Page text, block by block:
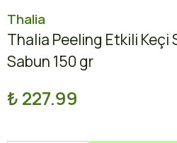
Thalia
Thalia Peeling Etkili Keçi
Sabun 150 gr
₺ 227.99